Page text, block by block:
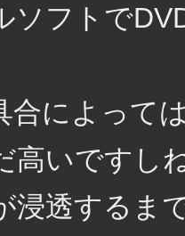
ソフトで
合によって
高いですし
浸透するま